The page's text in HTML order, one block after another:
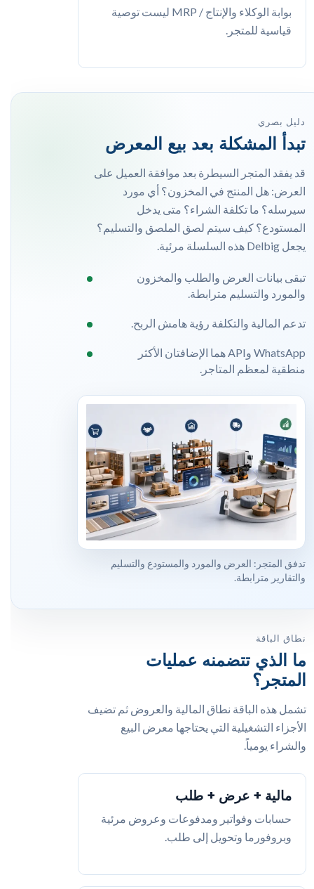
بوابة الوكلاء والإنتاج / MRP ليست توصية
قياسية للمتجر.
دليل بصري
تبدأ المشكلة بعد بيع المعرض
قد يفقد المتجر السيطرة بعد موافقة العميل على
العرض: هل المنتج في المخزون؟ أي مورد
سيرسله؟ ما تكلفة الشراء؟ متى يدخل
المستودع؟ كيف سيتم لصق الملصق والتسليم؟
يجعل Delbig هذه السلسلة مرئية.
تبقى بيانات العرض والطلب والمخزون
والمورد والتسليم مترابطة.
تدعم المالية والتكلفة رؤية هامش الربح.
WhatsApp وAPI هما الإضافتان الأكثر
منطقية لمعظم المتاجر.
تدفق المتجر: العرض والمورد والمستودع والتسليم
والتقارير مترابطة.
نطاق الباقة
ما الذي تتضمنه عمليات
المتجر؟
تشمل هذه الباقة نطاق المالية والعروض ثم تضيف
الأجزاء التشغيلية التي يحتاجها معرض البيع
والشراء يومياً.
مالية + عرض + طلب
حسابات وفواتير ومدفوعات وعروض مرئية
وبروفورما وتحويل إلى طلب.